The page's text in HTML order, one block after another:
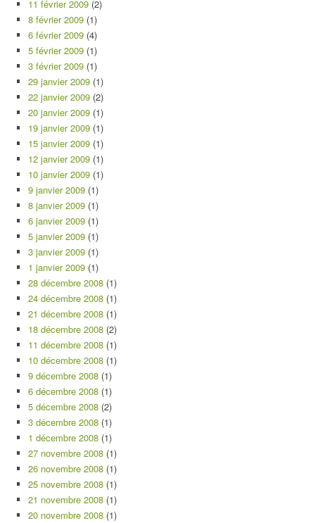
11 février 2009 (2)
8 février 2009 (1)
6 février 2009 (4)
5 février 2009 (1)
3 février 2009 (1)
29 janvier 2009 (1)
22 janvier 2009 (2)
20 janvier 2009 (1)
19 janvier 2009 (1)
15 janvier 2009 (1)
12 janvier 2009 (1)
10 janvier 2009 (1)
9 janvier 2009 (1)
8 janvier 2009 (1)
6 janvier 2009 (1)
5 janvier 2009 (1)
3 janvier 2009 (1)
1 janvier 2009 (1)
28 décembre 2008 (1)
24 décembre 2008 (1)
21 décembre 2008 (1)
18 décembre 2008 (2)
11 décembre 2008 (1)
10 décembre 2008 (1)
9 décembre 2008 (1)
6 décembre 2008 (1)
5 décembre 2008 (2)
3 décembre 2008 (1)
1 décembre 2008 (1)
27 novembre 2008 (1)
26 novembre 2008 (1)
25 novembre 2008 (1)
21 novembre 2008 (1)
20 novembre 2008 (1)